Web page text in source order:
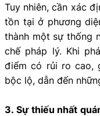
Tuy nhiên, cần xác
tồn tại ở phương
thành một sự thống
chế pháp lý. Khi
điểm có rủi ro cao,
bộc lộ, dẫn đến
3. Sự thiếu nhất